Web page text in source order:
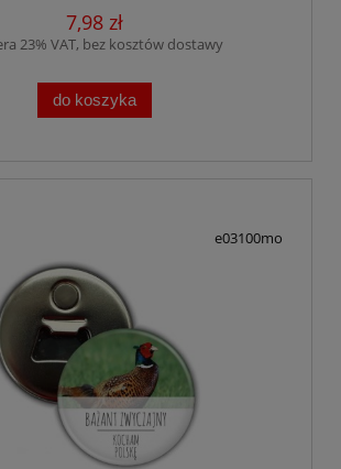
7,98 zł
23% VAT, bez kosztów dostawy
do koszyka
e03100mo